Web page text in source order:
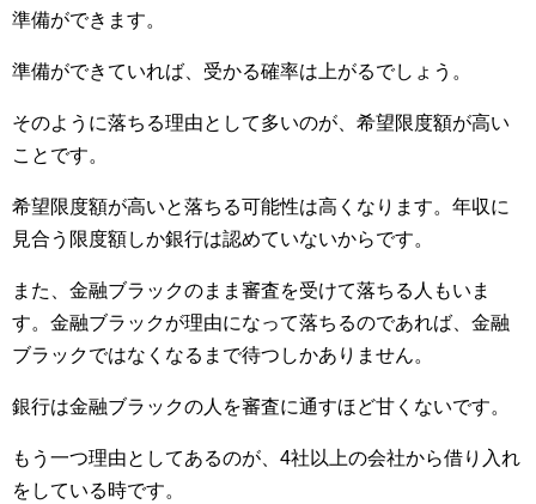
準備ができます。
準備ができていれば、受かる確率は上がるでしょう。
そのように落ちる理由として多いのが、希望限度額が高い
ことです。
希望限度額が高いと落ちる可能性は高くなります。年収に
見合う限度額しか銀行は認めていないからです。
また、金融ブラックのまま審査を受けて落ちる人もいま
す。金融ブラックが理由になって落ちるのであれば、金融
ブラックではなくなるまで待つしかありません。
銀行は金融ブラックの人を審査に通すほど甘くないです。
もう一つ理由としてあるのが、4社以上の会社から借り入れ
をしている時です。